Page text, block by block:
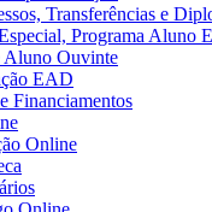
Transferências e
Programa Aluno
Aluno Ouvinte
EAD
Financiamentos
Online